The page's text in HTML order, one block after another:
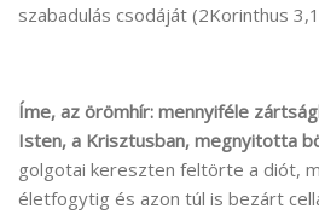
szabadulás csodáját (2Korinthus
Íme, az örömhír: mennyiféle
Isten, a Krisztusban, megnyitotta
golgotai kereszten feltörte a diót,
életfogytig és azon túl is bezárt